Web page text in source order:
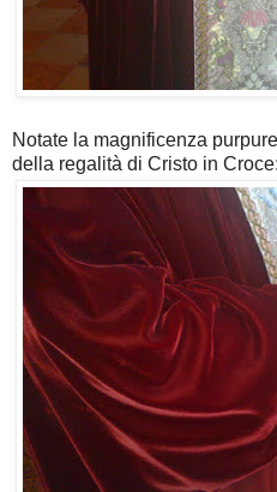
Notate la magnificenza
della regalità di Cristo in Croce: